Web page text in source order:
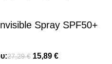
Spray SPF50+
27,29€ 15,89 €